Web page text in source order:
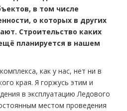
в том числе
о которых в других
Строительство каких
планируется в нашем
как у нас, нет ни в
края. Я горжусь этим и
в эксплуатацию Ледового
местом проведения